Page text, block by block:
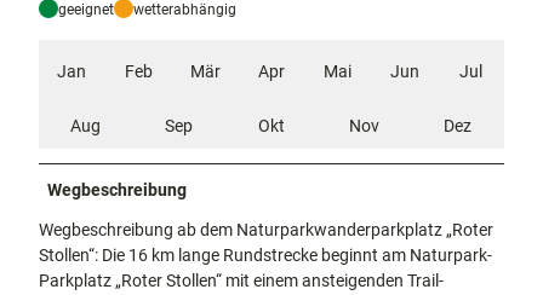
geeignet wetterabhängig
Jan Feb Mär Apr Mai Jun Jul
Aug Sep Okt Nov Dez
Wegbeschreibung
Wegbeschreibung ab dem Naturparkwanderparkplatz „Roter
Stollen“: Die 16 km lange Rundstrecke beginnt am Naturpark-
Parkplatz „Roter Stollen“ mit einem ansteigenden Trail-